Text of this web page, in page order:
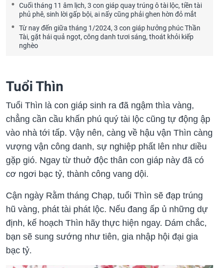
Cuối tháng 11 âm lịch, 3 con giáp quay trúng ô tài lộc, tiền tài
phủ phê, sinh lời gấp bội, ai nấy cũng phải ghen hờn đỏ mắt
Từ nay đến giữa tháng 1/2024, 3 con giáp hưởng phúc Thần
Tài, gặt hái quả ngọt, công danh tươi sáng, thoát khỏi kiếp
nghèo
Tuổi Thìn
Tuổi Thìn là con giáp sinh ra đã ngậm thìa vàng,
chẳng cần cầu khấn phú quý tài lộc cũng tự động ập
vào nhà tới tấp. Vậy nên, càng về hậu vận Thìn càng
vượng vận công danh, sự nghiệp phất lên như diều
gặp gió. Ngay từ thuở độc thân con giáp này đã có
cơ ngơi bạc tỷ, thành công vang dội.
Cận ngày Rằm tháng Chạp, tuổi Thìn sẽ đạp trúng
hũ vàng, phát tài phát lộc. Nếu đang ấp ủ những dự
định, kế hoạch Thìn hãy thực hiện ngay. Dám chắc,
bạn sẽ sung sướng như tiên, gia nhập hội đại gia
bạc tỷ.